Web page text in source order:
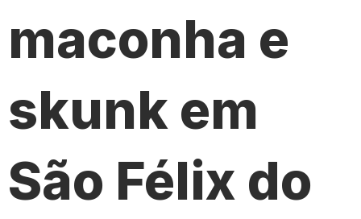
maconha e
skunk em
São Félix do